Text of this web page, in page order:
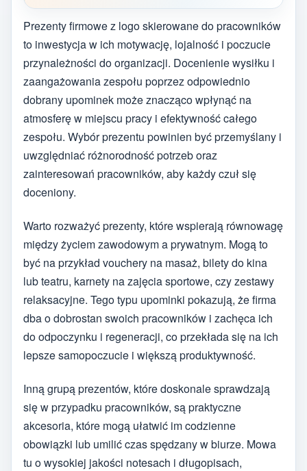
Prezenty firmowe z logo skierowane do pracowników
to inwestycja w ich motywację, lojalność i poczucie
przynależności do organizacji. Docenienie wysiłku i
zaangażowania zespołu poprzez odpowiednio
dobrany upominek może znacząco wpłynąć na
atmosferę w miejscu pracy i efektywność całego
zespołu. Wybór prezentu powinien być przemyślany i
uwzględniać różnorodność potrzeb oraz
zainteresowań pracowników, aby każdy czuł się
doceniony.
Warto rozważyć prezenty, które wspierają równowagę
między życiem zawodowym a prywatnym. Mogą to
być na przykład vouchery na masaż, bilety do kina
lub teatru, karnety na zajęcia sportowe, czy zestawy
relaksacyjne. Tego typu upominki pokazują, że firma
dba o dobrostan swoich pracowników i zachęca ich
do odpoczynku i regeneracji, co przekłada się na ich
lepsze samopoczucie i większą produktywność.
Inną grupą prezentów, które doskonale sprawdzają
się w przypadku pracowników, są praktyczne
akcesoria, które mogą ułatwić im codzienne
obowiązki lub umilić czas spędzany w biurze. Mowa
tu o wysokiej jakości notesach i długopisach,